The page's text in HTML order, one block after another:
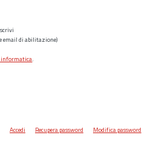
email di abilitazione)
informatica.
Accedi Recupera password Modifica password